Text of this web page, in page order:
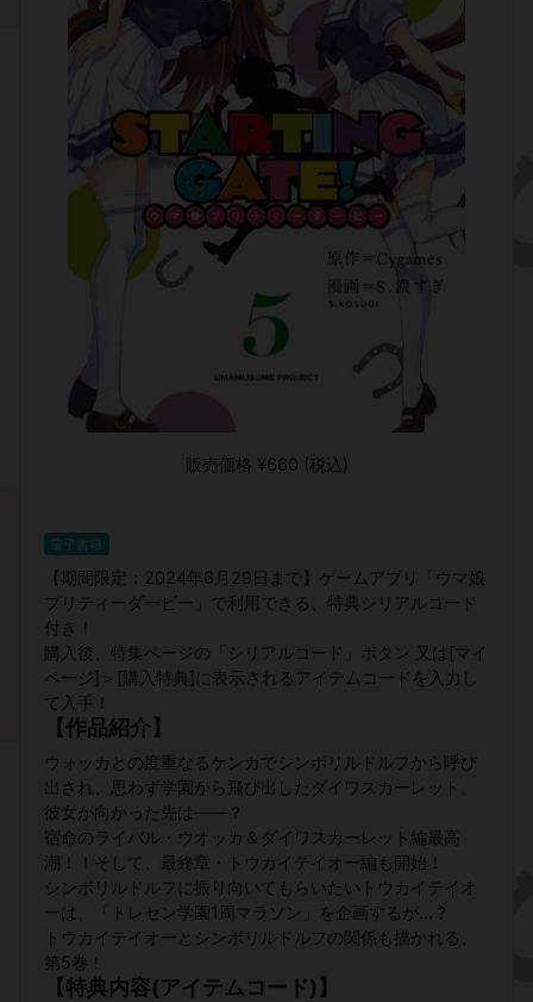
販売価格 ¥660 (税込)
電子書籍
【期間限定：2024年6月29日まで】ゲームアプリ「ウマ娘
プリティーダービー」で利用できる、特典シリアルコード
付き！
購入後、特集ページの「シリアルコード」ボタン 又は[マイ
ページ]＞[購入特典]に表示されるアイテムコードを入力し
て入手！
【作品紹介】
ウォッカとの度重なるケンカでシンボリルドルフから呼び
出され、思わず学園から飛び出したダイワスカーレット。
彼女が向かった先は――？
宿命のライバル・ウオッカ＆ダイワスカーレット編最高
潮！！そして、最終章・トウカイテイオー編も開始！
シンボリルドルフに振り向いてもらいたいトウカイテイオ
ーは、「トレセン学園1周マラソン」を企画するが…？
トウカイテイオーとシンボリルドルフの関係も描かれる、
第5巻！
【特典内容(アイテムコード)】